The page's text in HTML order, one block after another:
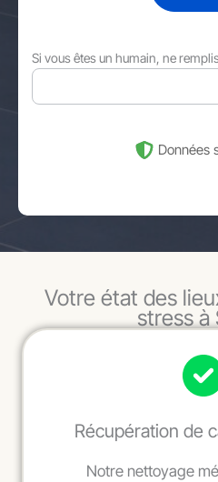
Si vous êtes un humain, ne
Données
Votre état des
stress à
Récupération de
Notre nettoyage